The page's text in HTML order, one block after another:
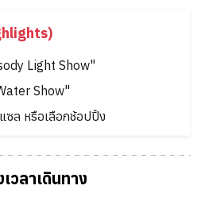
Light Show"
Show"
ซล หรือเลือกช้อปปิ้ง
วลาเดินทาง